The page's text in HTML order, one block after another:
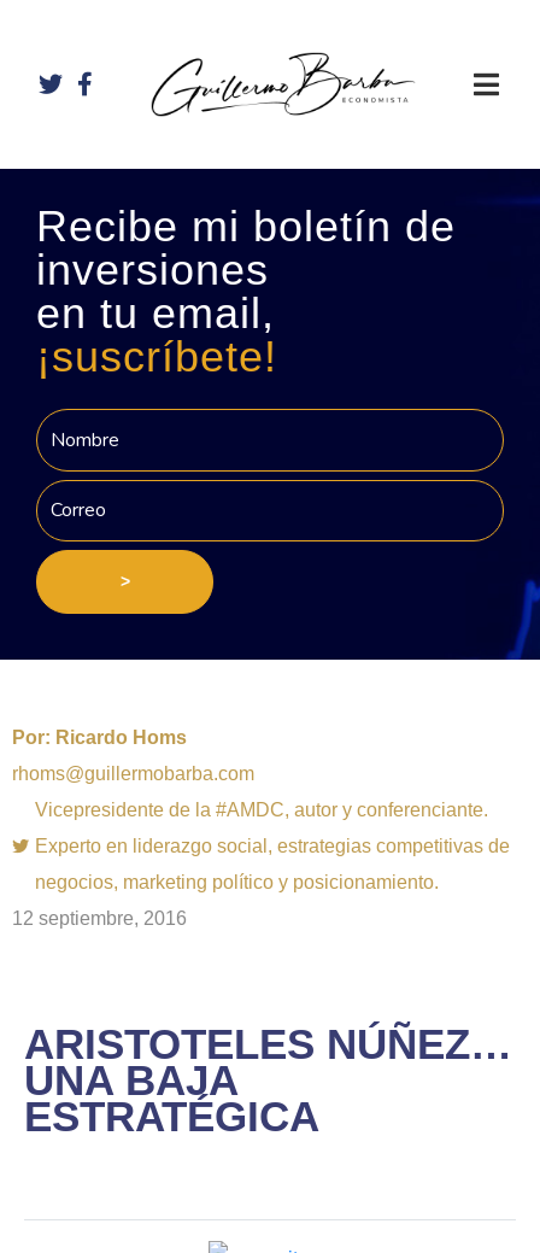
Recibe mi boletín de
inversiones
en tu email,
¡suscríbete!
>
Por: Ricardo Homs
rhoms@guillermobarba.com
Vicepresidente de la #AMDC, autor y conferenciante.
Experto en liderazgo social, estrategias competitivas de
negocios, marketing político y posicionamiento.
12 septiembre, 2016
ARISTOTELES NÚÑEZ…
UNA BAJA
ESTRATÉGICA